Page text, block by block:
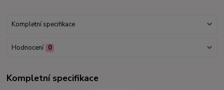
Kompletní specifikace
Hodnocení 0
Kompletní specifikace